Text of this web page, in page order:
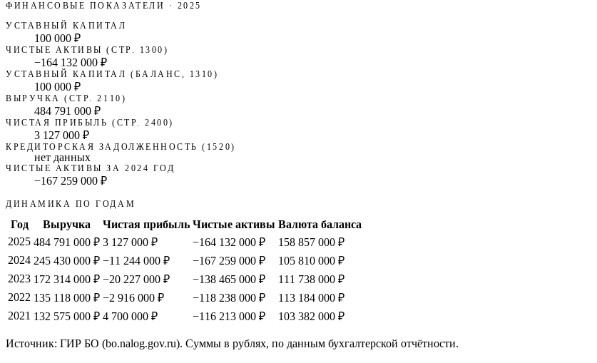
ФИНАНСОВЫЕ ПОКАЗАТЕЛИ · 2025
УСТАВНЫЙ КАПИТАЛ
100 000 ₽
ЧИСТЫЕ АКТИВЫ (СТР. 1300)
−164 132 000 ₽
УСТАВНЫЙ КАПИТАЛ (БАЛАНС, 1310)
100 000 ₽
ВЫРУЧКА (СТР. 2110)
484 791 000 ₽
ЧИСТАЯ ПРИБЫЛЬ (СТР. 2400)
3 127 000 ₽
КРЕДИТОРСКАЯ ЗАДОЛЖЕННОСТЬ (1520)
нет данных
ЧИСТЫЕ АКТИВЫ ЗА 2024 ГОД
−167 259 000 ₽
ДИНАМИКА ПО ГОДАМ
Год Выручка Чистая прибыль Чистые активы Валюта баланса
2025 484 791 000 ₽ 3 127 000 ₽ −164 132 000 ₽
158 857 000 ₽
2024 245 430 000 ₽ −11 244 000 ₽ −167 259 000 ₽
105 810 000 ₽
2023 172 314 000 ₽ −20 227 000 ₽ −138 465 000 ₽
111 738 000 ₽
2022 135 118 000 ₽ −2 916 000 ₽ −118 238 000 ₽
113 184 000 ₽
2021 132 575 000 ₽ 4 700 000 ₽ −116 213 000 ₽ 103 382 000 ₽
Источник: ГИР БО (bo.nalog.gov.ru). Суммы в рублях, по данным бухгалтерской отчётности.